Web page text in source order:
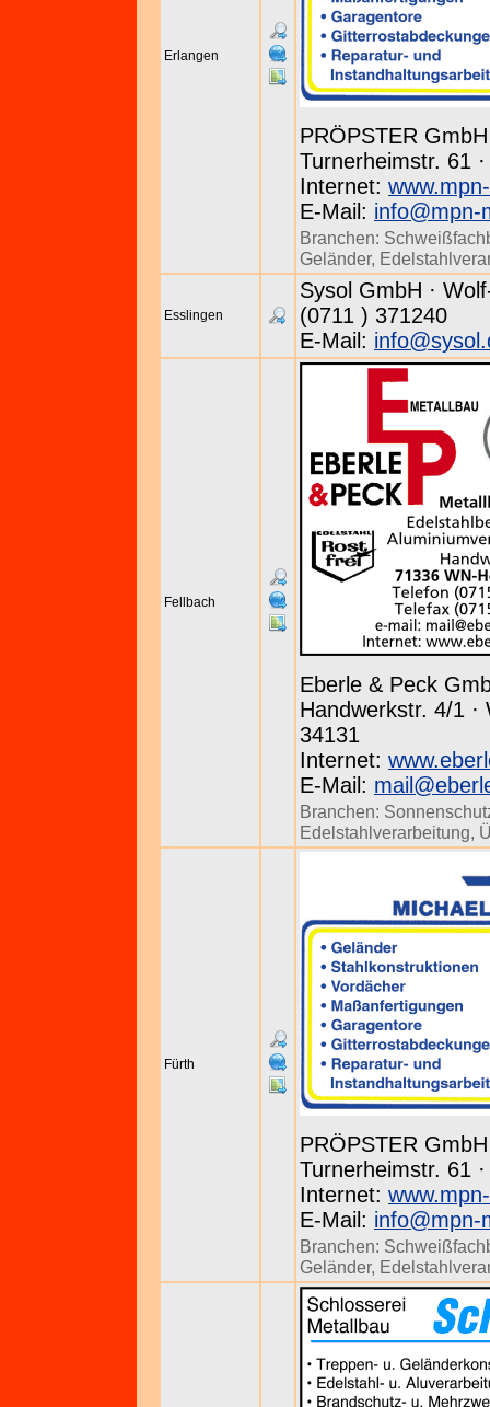
Erlangen
PRÖPSTER
Turnerheimstr. 61
Internet:
E-Mail: info@mpn-
Branchen:
Geländer,
Esslingen
Sysol GmbH ·
(0711 ) 371240
E-Mail:
Fellbach
Eberle & Peck
Handwerkstr. 4/1 ·
34131
Internet:
E-Mail:
Branchen:
Edelstahlverarbeitung,
Fürth
PRÖPSTER
Turnerheimstr. 61
Internet:
E-Mail: info@mpn-
Branchen:
Geländer,